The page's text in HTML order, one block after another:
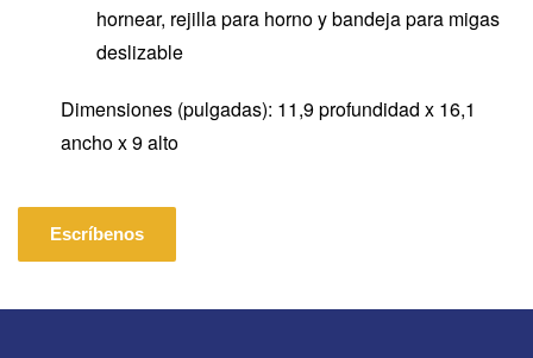
hornear, rejilla para horno y bandeja para migas
deslizable
Dimensiones (pulgadas): 11,9 profundidad x 16,1
ancho x 9 alto
Escríbenos